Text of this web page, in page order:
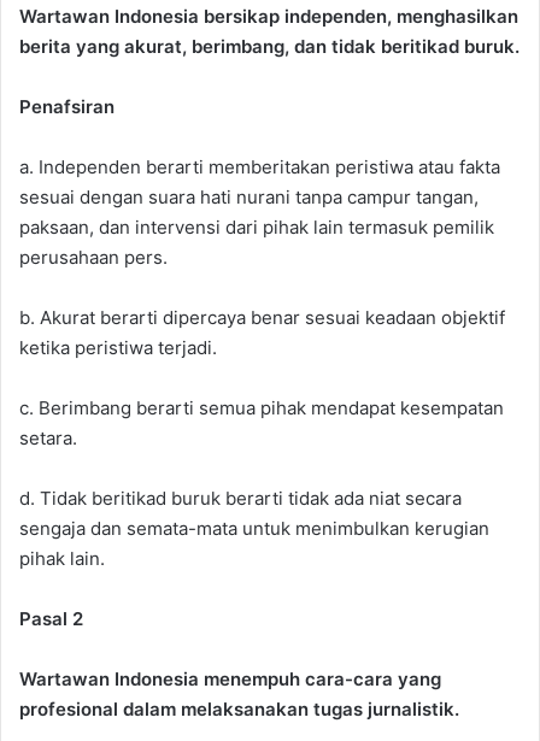
Wartawan Indonesia bersikap independen, menghasilkan
berita yang akurat, berimbang, dan tidak beritikad buruk.
Penafsiran
a. Independen berarti memberitakan peristiwa atau fakta
sesuai dengan suara hati nurani tanpa campur tangan,
paksaan, dan intervensi dari pihak lain termasuk pemilik
perusahaan pers.
b. Akurat berarti dipercaya benar sesuai keadaan objektif
ketika peristiwa terjadi.
c. Berimbang berarti semua pihak mendapat kesempatan
setara.
d. Tidak beritikad buruk berarti tidak ada niat secara
sengaja dan semata-mata untuk menimbulkan kerugian
pihak lain.
Pasal 2
Wartawan Indonesia menempuh cara-cara yang
profesional dalam melaksanakan tugas jurnalistik.